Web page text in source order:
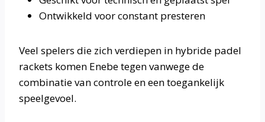
Ontwikkeld voor constant presteren
Veel spelers die zich verdiepen in hybride padel
rackets komen Enebe tegen vanwege de
combinatie van controle en een toegankelijk
speelgevoel.